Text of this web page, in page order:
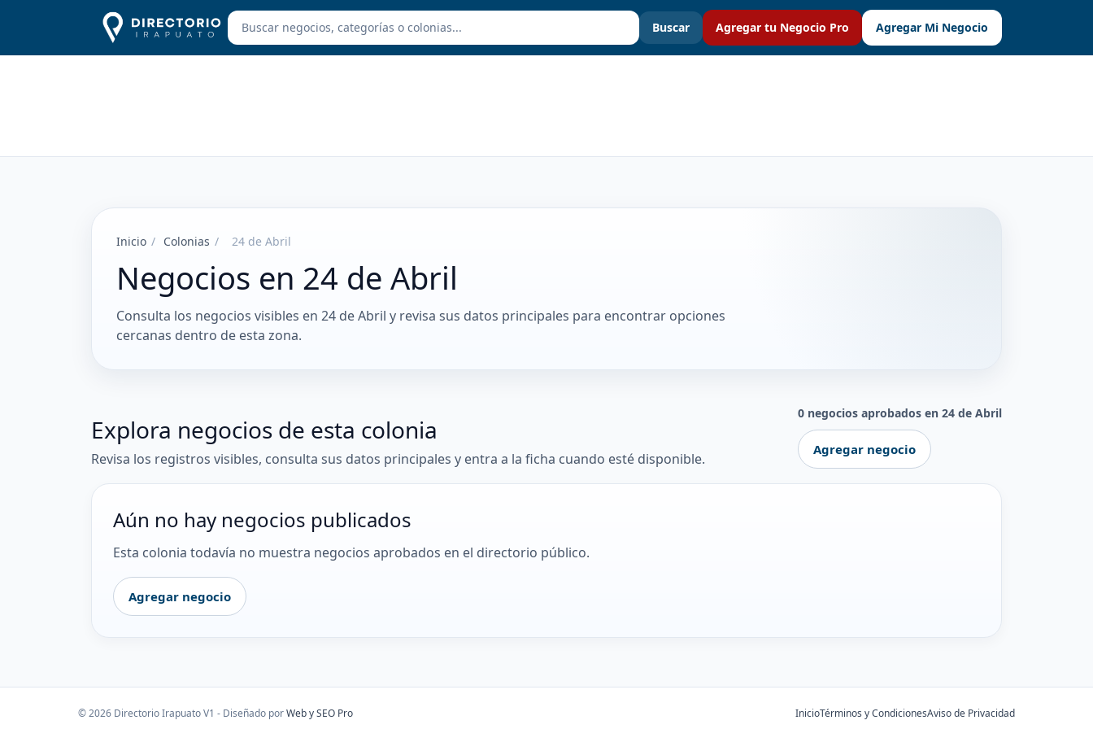
Buscar Agregar tu Negocio Pro Agregar Mi Negocio
Inicio / Colonias / 24 de Abril
Negocios en 24 de Abril
Consulta los negocios visibles en 24 de Abril y revisa sus datos principales para encontrar opciones
cercanas dentro de esta zona.
Explora negocios de esta colonia
Revisa los registros visibles, consulta sus datos principales y entra a la ficha cuando esté disponible.
0 negocios aprobados en 24 de Abril
Agregar negocio
Aún no hay negocios publicados
Esta colonia todavía no muestra negocios aprobados en el directorio público.
Agregar negocio
© 2026 Directorio Irapuato V1 - Diseñado porWeb y SEO Pro InicioTérminos y CondicionesAviso de Privacidad